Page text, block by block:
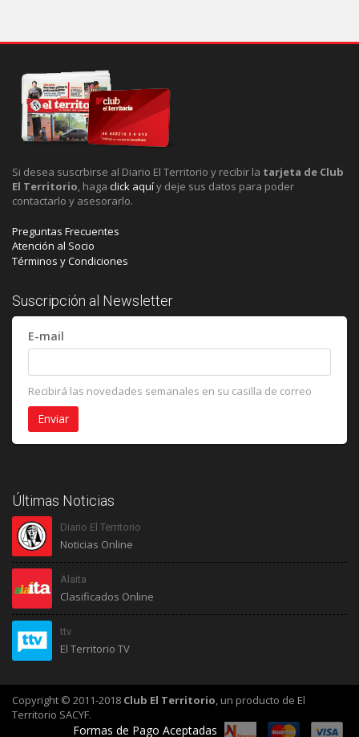
Si desea suscrbirse al Diario El Territorio y recibir la tarjeta de Club
El Territorio, haga click aquíy deje sus datos para poder
contactarlo y asesorarlo.
Preguntas Frecuentes
Atención al Socio
Términos y Condiciones
Suscripción al Newsletter
E-mail
Recibirá las novedades semanales en su casilla de correo
Últimas Noticias
Diario El Territorio
Noticias Online
Alaita
Clasificados Online
ttv
El Territorio TV
Copyright © 2011-2018 Club El Territorio, un producto de El
Territorio SACYF.
Formas de Pago Aceptadas